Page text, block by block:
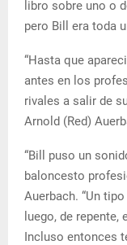
libro sobre uno o
pero Bill era toda
“Hasta que
antes en los
rivales a salir de
Arnold (Red)
“Bill puso un
baloncesto
Auerbach. “Un
luego, de
Incluso entonces